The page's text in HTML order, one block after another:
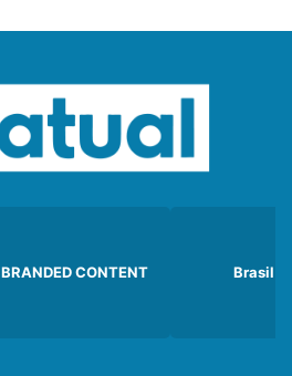
BRANDED CONTENT Brasil